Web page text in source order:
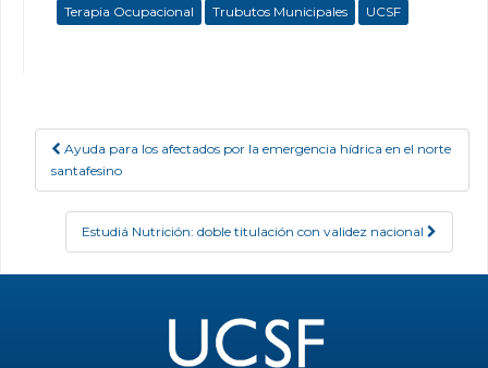
Terapia Ocupacional
Trubutos Municipales UCSF
Post navigation
Ayuda para los afectados por la emergencia hídrica en el norte
santafesino
Estudiá Nutrición: doble titulación con validez nacional